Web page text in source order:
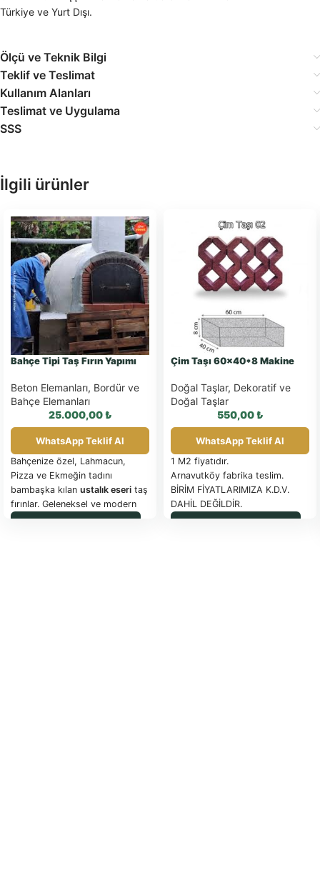
Türkiye ve Yurt Dışı.
Ölçü ve Teknik Bilgi
Teklif ve Teslimat
Kullanım Alanları
Teslimat ve Uygulama
SSS
İlgili ürünler
Bahçe Tipi Taş Fırın Yapımı
Beton Elemanları, Bordür ve
Bahçe Elemanları
25.000,00₺
WhatsApp Teklif Al
Bahçenize özel, Lahmacun,
Pizza ve Ekmeğin tadını
bambaşka kılan ustalık eseri taş
fırınlar. Geleneksel ve modern
tasarım seçenekleri.
Çim Taşı 60×40*8 Makine
Doğal Taşlar, Dekoratif ve
Doğal Taşlar
550,00₺
WhatsApp Teklif Al
1 M2 fiyatıdır.
Arnavutköy fabrika teslim.
BİRİM FİYATLARIMIZA K.D.V.
DAHİL DEĞİLDİR.
PALET İLE SEVK EDİLEN